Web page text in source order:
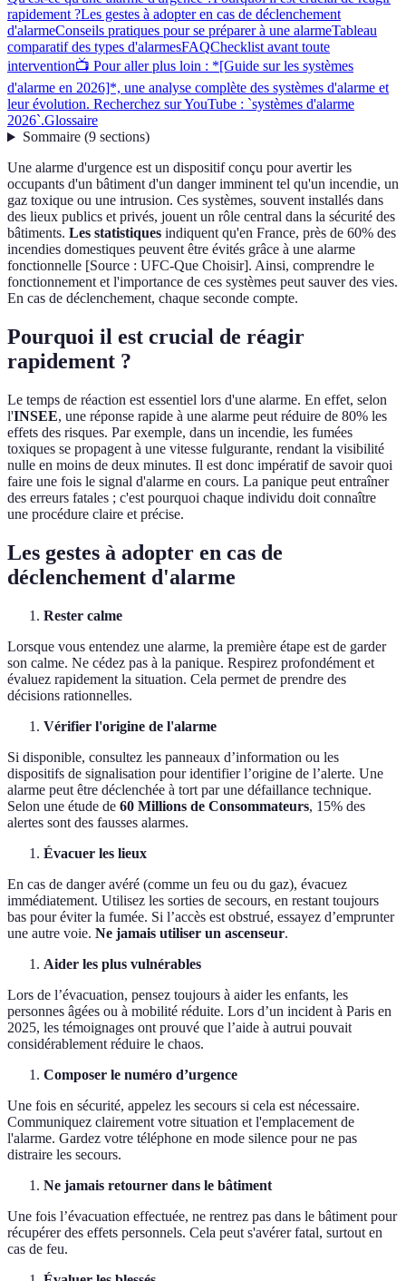
rapidement ?Les gestes à adopter en cas de déclenchement
d'alarmeConseils pratiques pour se préparer à une alarmeTableau
comparatif des types d'alarmesFAQChecklist avant toute
intervention📺 Pour aller plus loin : *[Guide sur les systèmes
d'alarme en 2026]*, une analyse complète des systèmes d'alarme et
leur évolution. Recherchez sur YouTube : `systèmes d'alarme
2026`.Glossaire
Sommaire(9 sections)
Une alarme d'urgence est un dispositif conçu pour avertir les
occupants d'un bâtiment d'un danger imminent tel qu'un incendie, un
gaz toxique ou une intrusion. Ces systèmes, souvent installés dans
des lieux publics et privés, jouent un rôle central dans la sécurité des
bâtiments. Les statistiques indiquent qu'en France, près de 60% des
incendies domestiques peuvent être évités grâce à une alarme
fonctionnelle [Source : UFC-Que Choisir]. Ainsi, comprendre le
fonctionnement et l'importance de ces systèmes peut sauver des vies.
En cas de déclenchement, chaque seconde compte.
Pourquoi il est crucial de réagir
rapidement ?
Le temps de réaction est essentiel lors d'une alarme. En effet, selon
l'INSEE, une réponse rapide à une alarme peut réduire de 80% les
effets des risques. Par exemple, dans un incendie, les fumées
toxiques se propagent à une vitesse fulgurante, rendant la visibilité
nulle en moins de deux minutes. Il est donc impératif de savoir quoi
faire une fois le signal d'alarme en cours. La panique peut entraîner
des erreurs fatales ; c'est pourquoi chaque individu doit connaître
une procédure claire et précise.
Les gestes à adopter en cas de
déclenchement d'alarme
Rester calme
Lorsque vous entendez une alarme, la première étape est de garder
son calme. Ne cédez pas à la panique. Respirez profondément et
évaluez rapidement la situation. Cela permet de prendre des
décisions rationnelles.
Vérifier l'origine de l'alarme
Si disponible, consultez les panneaux d’information ou les
dispositifs de signalisation pour identifier l’origine de l’alerte. Une
alarme peut être déclenchée à tort par une défaillance technique.
Selon une étude de 60 Millions de Consommateurs, 15% des
alertes sont des fausses alarmes.
Évacuer les lieux
En cas de danger avéré (comme un feu ou du gaz), évacuez
immédiatement. Utilisez les sorties de secours, en restant toujours
bas pour éviter la fumée. Si l’accès est obstrué, essayez d’emprunter
une autre voie. Ne jamais utiliser un ascenseur.
Aider les plus vulnérables
Lors de l’évacuation, pensez toujours à aider les enfants, les
personnes âgées ou à mobilité réduite. Lors d’un incident à Paris en
2025, les témoignages ont prouvé que l’aide à autrui pouvait
considérablement réduire le chaos.
Composer le numéro d’urgence
Une fois en sécurité, appelez les secours si cela est nécessaire.
Communiquez clairement votre situation et l'emplacement de
l'alarme. Gardez votre téléphone en mode silence pour ne pas
distraire les secours.
Ne jamais retourner dans le bâtiment
Une fois l’évacuation effectuée, ne rentrez pas dans le bâtiment pour
récupérer des effets personnels. Cela peut s'avérer fatal, surtout en
cas de feu.